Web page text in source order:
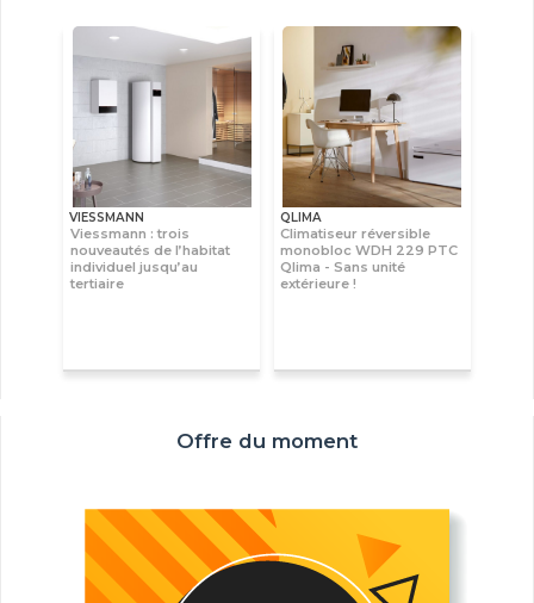
VIESSMANN
Viessmann : trois
nouveautés de l’habitat
individuel jusqu’au
tertiaire
QLIMA
Climatiseur réversible
monobloc WDH 229 PTC
Qlima - Sans unité
extérieure !
Offre du moment